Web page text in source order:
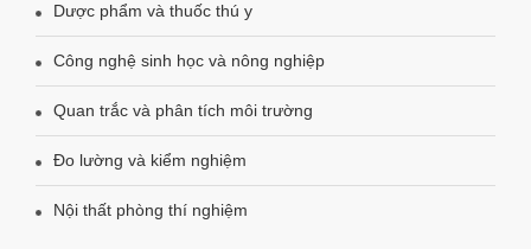
Dược phẩm và thuốc thú y
Công nghệ sinh học và nông nghiệp
Quan trắc và phân tích môi trường
Đo lường và kiểm nghiệm
Nội thất phòng thí nghiệm